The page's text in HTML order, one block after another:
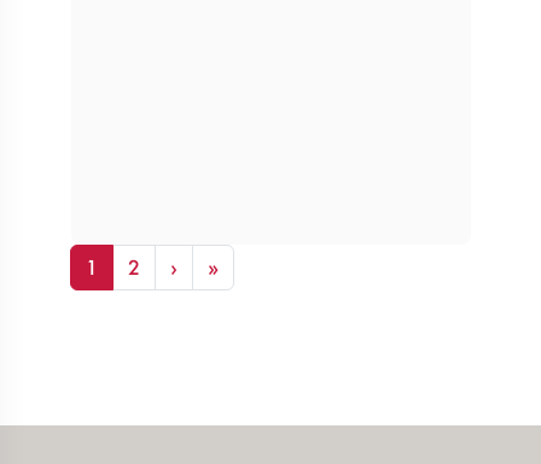
Pagination
1 2 › Next page
»Last page